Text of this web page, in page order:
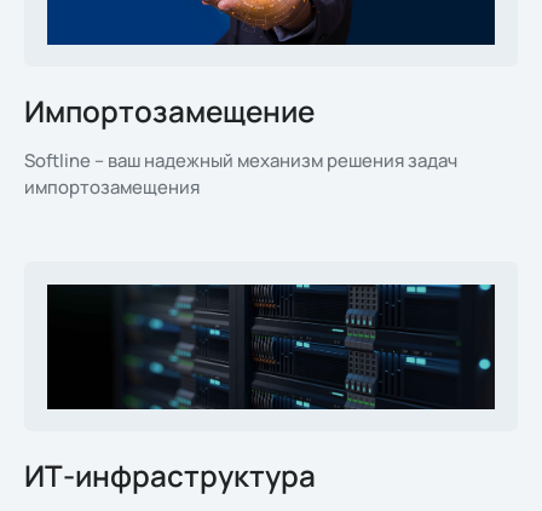
Импортозамещение
Softline – ваш надежный механизм решения задач
импортозамещения
ИТ-инфраструктура